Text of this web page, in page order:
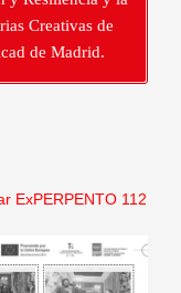
Creativas de
de Madrid.
ExPERPENTO 112